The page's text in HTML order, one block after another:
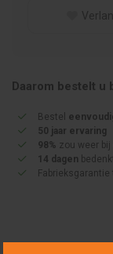
Daarom bestelt u
Bestel
50 jaar ervaring
98% zou weer
14 dagen
Fabrieksgarantie